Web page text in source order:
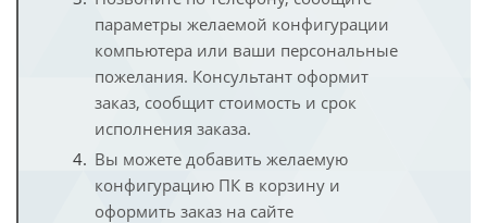
параметры желаемой конфигурации
компьютера или ваши персональные
пожелания. Консультант оформит
заказ, сообщит стоимость и срок
исполнения заказа.
Вы можете добавить желаемую
конфигурацию ПК в корзину и
оформить заказ на сайте